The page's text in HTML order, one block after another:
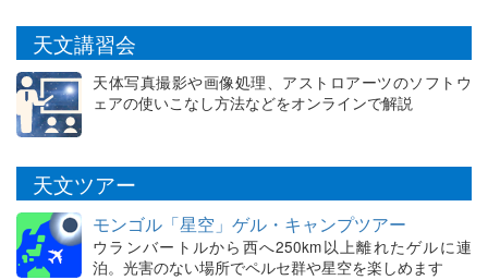
天文講習会
天体写真撮影や画像処理、アストロアーツのソフトウ
ェアの使いこなし方法などをオンラインで解説
天文ツアー
モンゴル「星空」ゲル・キャンプツアー
ウランバートルから西へ250km以上離れたゲルに連
泊。光害のない場所でペルセ群や星空を楽しめます